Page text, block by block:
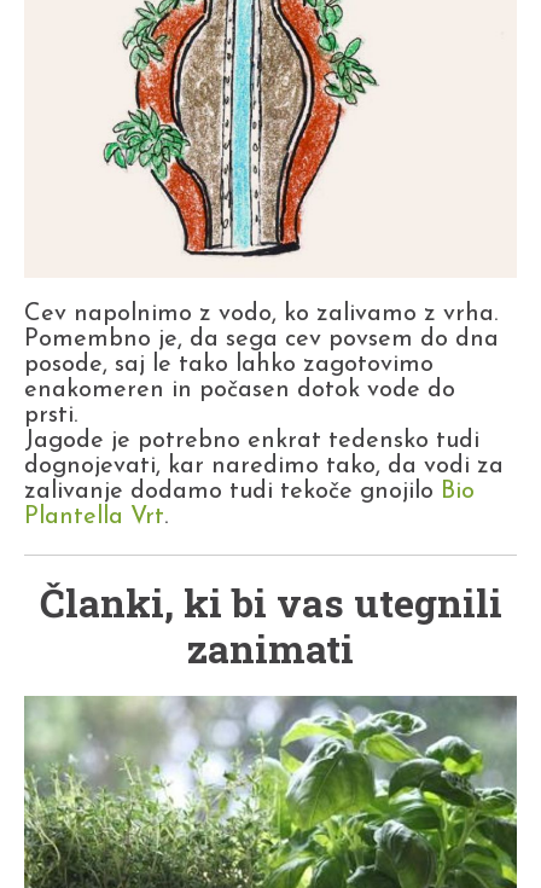
Cev napolnimo z vodo, ko zalivamo z vrha.
Pomembno je, da sega cev povsem do dna
posode, saj le tako lahko zagotovimo
enakomeren in počasen dotok vode do
prsti.
Jagode je potrebno enkrat tedensko tudi
dognojevati, kar naredimo tako, da vodi za
zalivanje dodamo tudi tekoče gnojilo Bio
Plantella Vrt.
Članki, ki bi vas utegnili
zanimati